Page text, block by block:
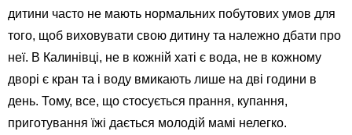
дитини часто не мають нормальних побутових умов для
того, щоб виховувати свою дитину та належно дбати про
неї. В Калинівці, не в кожній хаті є вода, не в кожному
дворі є кран та і воду вмикають лише на дві години в
день. Тому, все, що стосується прання, купання,
приготування їжі дається молодій мамі нелегко.